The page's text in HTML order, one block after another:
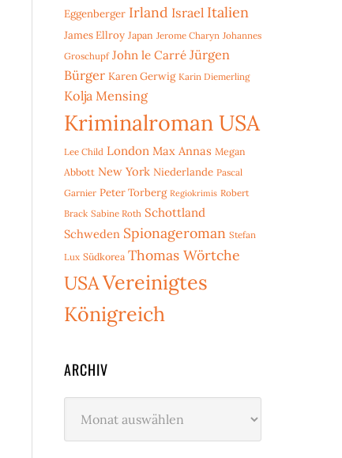
Eggenberger Irland Israel Italien
James Ellroy Japan Jerome Charyn Johannes
Groschupf John le Carré Jürgen
Bürger Karen Gerwig Karin Diemerling
Kolja Mensing
Kriminalroman USA
Lee Child London Max Annas Megan
Abbott New York Niederlande Pascal
Garnier Peter Torberg Regiokrimis Robert
Brack Sabine Roth Schottland
Schweden Spionageroman Stefan
Lux Südkorea Thomas Wörtche
USAVereinigtes
Königreich
ARCHIV